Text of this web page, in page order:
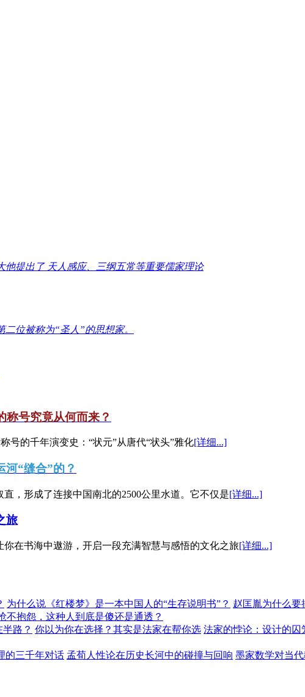
提出了 天人感应、三纲五常等重要儒家理论
位被称为“圣人”的思想家。
称号究竟从何而来？
号的千年演变史：“状元”从唐代“状头”雅化[详细...]
河“缝合”的？
，形成了连接中国南北的2500公里水道。它不仅是[详细...]
旅
在书海中遨游，开启一段充满智慧与感悟的文化之旅[详细...]
为什么说《红楼梦》是一本中国人的“生存说明书”？ 赵匡胤为什么要
不抱怨，这种人到底是傻还是通透？
路？ 你以为你在选择？其实是法家在帮你选 法家的悖论：设计的囚
的三千年对话 孟荀人性论在历史长河中的碰撞与回响 墨家数学对当